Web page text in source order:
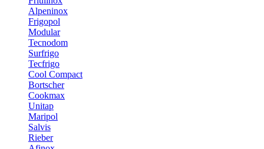
Alpeninox
Frigopol
Modular
Tecnodom
Surfrigo
Tecfrigo
Cool Compact
Bortscher
Cookmax
Unitap
Maripol
Salvis
Rieber